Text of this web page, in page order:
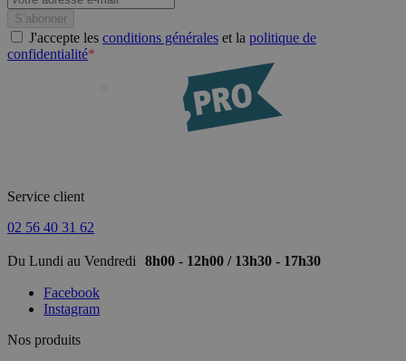
J'accepte les conditions générales et la politique de
confidentialité*
Service client
02 56 40 31 62
Du Lundi au Vendredi 8h00 - 12h00 / 13h30 - 17h30
Facebook
Instagram
Nos produits